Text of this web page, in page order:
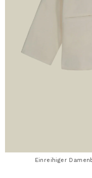
Einreihiger